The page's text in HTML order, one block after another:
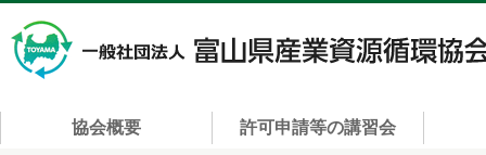
協会概要 許可申請等の講習会